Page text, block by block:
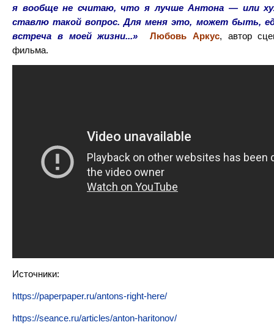
я вообще не считаю, что я лучше Антона — или
ставлю такой вопрос. Для меня это, может быть,
встреча в моей жизни...» Любовь Аркус, автор
фильма.
Источники:
https://paperpaper.ru/antons-right-here/
https://seance.ru/articles/anton-haritonov/